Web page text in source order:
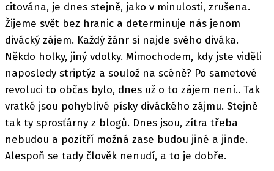
citována, je dnes stejně, jako v minulosti, zrušena.
Žijeme svět bez hranic a determinuje nás jenom
divácký zájem. Každý žánr si najde svého diváka.
Někdo holky, jiný vdolky. Mimochodem, kdy jste viděli
naposledy striptýz a soulož na scéně? Po sametové
revoluci to občas bylo, dnes už o to zájem není.. Tak
vratké jsou pohyblivé písky diváckého zájmu. Stejně
tak ty sprosťárny z blogů. Dnes jsou, zítra třeba
nebudou a pozítří možná zase budou jiné a jinde.
Alespoň se tady člověk nenudí, a to je dobře.